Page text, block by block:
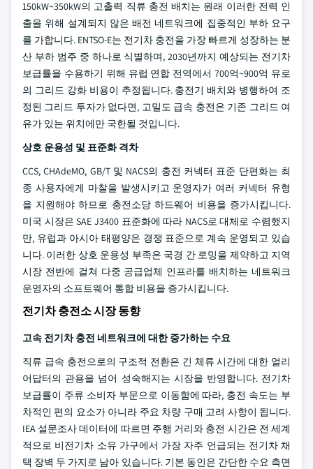
150kW~350kW의 고출력 직류 충전 배치는 원래 이러한 전력 인
출을 위해 설계되지 않은 배전 네트워크에 집중적인 부하 요구
를 가합니다. ENTSO-E는 전기차 충전을 가장 빠르게 성장하는 분
산 부하 범주 중 하나로 식별하며, 2030년까지 예상되는 전기차
보급률을 수용하기 위해 유럽 연합 전역에서 700억~900억 유로
의 그리드 강화 비용이 추정됩니다. 충전기 배치와 병행하여 조
정된 그리드 투자가 없다면, 고밀도 급속 충전은 기존 그리드 여
유가 있는 위치에만 국한될 것입니다.
상호 운용성 및 표준화 격차
CCS, CHAdeMO, GB/T 및 NACS의 충전 커넥터 표준 단편화는 최
종 사용자에게 마찰을 발생시키고 운영자가 여러 커넥터 유형
을 지원해야 하므로 충전소당 하드웨어 비용을 증가시킵니다.
미국 시장은 SAE J3400 표준화에 따라 NACS로 대체로 수렴했지
만, 유럽과 아시아 태평양은 경쟁 표준으로 계속 운영되고 있습
니다. 이러한 상호 운용성 부족은 국경 간 로밍을 제약하고 지역
시장 전반에 걸쳐 다중 공급업체 인프라를 배치하는 네트워크
운영자의 소프트웨어 통합 비용을 증가시킵니다.
전기차 충전소 시장 동향
고속 전기차 충전 네트워크에 대한 증가하는 수요
직류 급속 충전으로의 구조적 전환은 긴 체류 시간에 대한 얼리
어답터의 관용을 넘어 성숙해지는 시장을 반영합니다. 전기차
보급률이 주류 소비자 부문으로 이동함에 따라, 충전 속도는 부
차적인 편의 요소가 아니라 주요 차량 구매 고려 사항이 됩니다.
IEA 설문조사 데이터에 따르면 주행 거리와 충전 시간은 전 세계
적으로 비전기차 소유 가구에서 가장 자주 언급되는 전기차 채
택 장벽 두 가지로 남아 있습니다. 기본 동인은 간단한 수요 측면